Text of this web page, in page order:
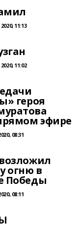
11:13
11:02
героя
эфире
08:31
огню в
Победы
08:11